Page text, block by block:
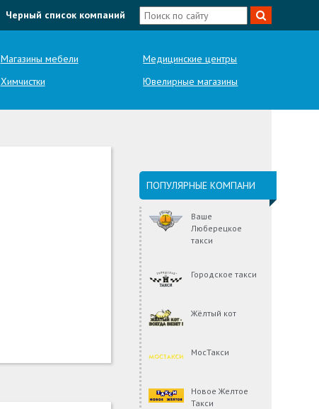
Черный список компаний
Магазины мебели
Медицинские центры
Химчистки Ювелирные магазины
ПОПУЛЯРНЫЕ КОМПАНИ
Ваше
Люберецкое
такси
Городское такси
Жёлтый кот
МосТакси
Новое Желтое
Такси